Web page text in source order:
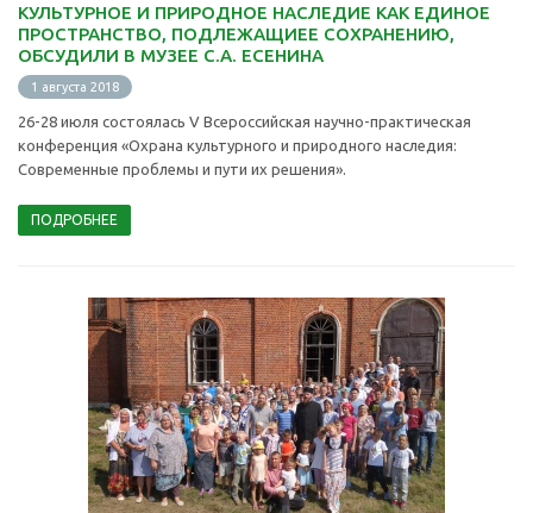
КУЛЬТУРНОЕ И ПРИРОДНОЕ НАСЛЕДИЕ КАК ЕДИНОЕ
ПРОСТРАНСТВО, ПОДЛЕЖАЩИЕЕ СОХРАНЕНИЮ,
ОБСУДИЛИ В МУЗЕЕ С.А. ЕСЕНИНА
1 августа 2018
26-28 июля состоялась V Всероссийская научно-практическая
конференция «Охрана культурного и природного наследия:
Современные проблемы и пути их решения».
ПОДРОБНЕЕ